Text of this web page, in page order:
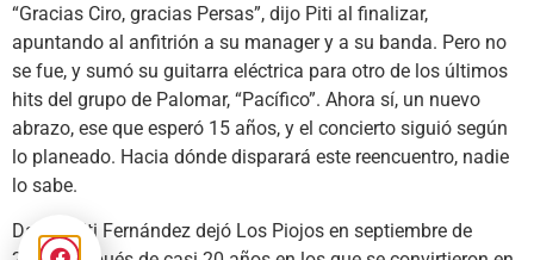
“Gracias Ciro, gracias Persas”, dijo Piti al finalizar,
apuntando al anfitrión a su manager y a su banda. Pero no
se fue, y sumó su guitarra eléctrica para otro de los últimos
hits del grupo de Palomar, “Pacífico”. Ahora sí, un nuevo
abrazo, ese que esperó 15 años, y el concierto siguió según
lo planeado. Hacia dónde disparará este reencuentro, nadie
lo sabe.
Daniel Piti Fernández dejó Los Piojos en septiembre de